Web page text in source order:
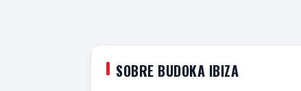
SOBRE BUDOKA IBIZA